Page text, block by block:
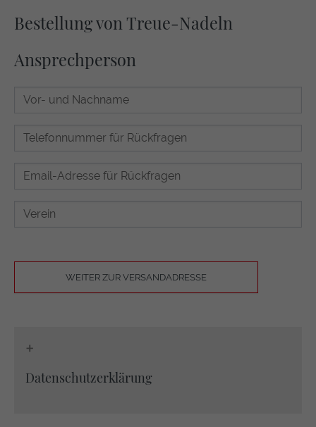
Bestellung von Treue-Nadeln
Ansprechperson
WEITER ZUR VERSANDADRESSE
+
Datenschutzerklärung